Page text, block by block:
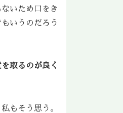
いため口をき
いうのだろう
取るのが良く
もそう思う。